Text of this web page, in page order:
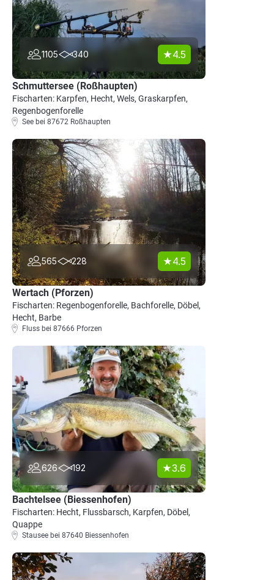
1105 340 4.5
Schmuttersee (Roßhaupten)
Fischarten: Karpfen, Hecht, Wels, Graskarpfen,
Regenbogenforelle
See bei 87672 Roßhaupten
565 228 4.5
Wertach (Pforzen)
Fischarten: Regenbogenforelle, Bachforelle, Döbel,
Hecht, Barbe
Fluss bei 87666 Pforzen
626 192 3.6
Bachtelsee (Biessenhofen)
Fischarten: Hecht, Flussbarsch, Karpfen, Döbel,
Quappe
Stausee bei 87640 Biessenhofen